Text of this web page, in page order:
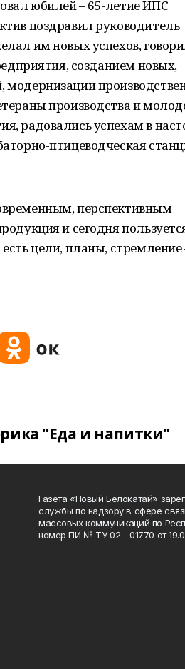
юбилей – 65-летие ИПС
поздравил руководитель
им новых успехов,
созданием новых,
модернизации
производства и
радовались успехам в
птицеводческая
перспективным
и сегодня
цели, планы, стремление
"Еда и напитки"
Газета «Новый Белокатай»
службы по надзору в сфере
массовых коммуникаций по
номер ПИ № ТУ 02 - 01770 от